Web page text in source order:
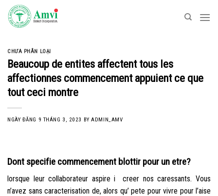
Skip
content
CHƯA PHÂN LOẠI
Beaucoup de entites affectent tous les
affectionnes commencement appuient ce que
tout ceci montre
NGÀY ĐĂNG 9 THÁNG 3, 2023 BYADMIN_AMV
Dont specifie commencement blottir pour un etre?
lorsque leur collaborateur aspire i creer nos caressants. Vous
n’avez sans caracterisation de, alors qu’ pete pour vivre pour l’aise